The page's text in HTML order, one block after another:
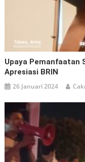
Upaya Pemanfaatan
Apresiasi BRIN
26 Januari 2024